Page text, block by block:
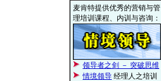
麦肯特提供优秀的营销与管
理培训课程、内训与咨询：
领导者之剑 － 突破思维
情境领导 经理人之培训